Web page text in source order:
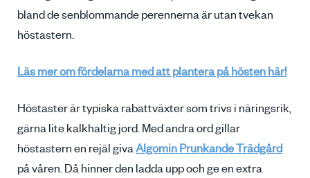
bland de senblommande perennerna är utan tvekan
höstastern.
Läs mer om fördelarna med att plantera på hösten här!
Höstaster är typiska rabattväxter som trivs i näringsrik,
gärna lite kalkhaltig jord. Med andra ord gillar
höstastern en rejäl givaAlgomin Prunkande Trädgård
på våren. Då hinner den ladda upp och ge en extra